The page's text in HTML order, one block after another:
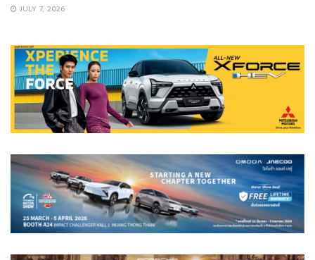
JULY 7, 2026